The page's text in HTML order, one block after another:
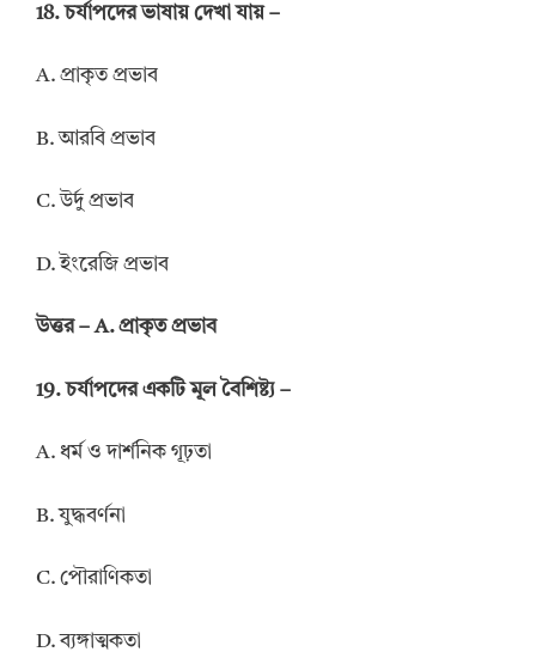
18. চর্যাপদের ভাষায় দেখা যায় –
A. প্রাকৃত প্রভাব
B. আরবি প্রভাব
C. উর্দু প্রভাব
D. ইংরেজি প্রভাব
উত্তর – A. প্রাকৃত প্রভাব
19. চর্যাপদের একটি মূল বৈশিষ্ট্য –
A. ধর্ম ও দার্শনিক গূঢ়তা
B. যুদ্ধবর্ণনা
C. পৌরাণিকতা
D. ব্যঙ্গাত্মকতা